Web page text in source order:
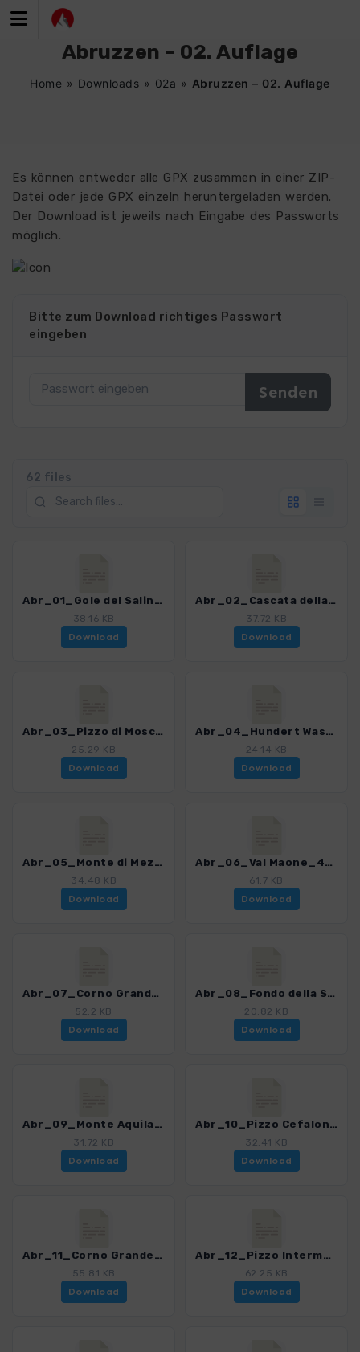
Inhalt
Abruzzen – 02. Auflage
Home » Downloads » 02a » Abruzzen – 02. Auflage
Es können entweder alle GPX zusammen in einer ZIP-
Datei oder jede GPX einzeln heruntergeladen werden.
Der Download ist jeweils nach Eingabe des Passworts
möglich.
Bitte zum Download richtiges Passwort
eingeben
62 files
Abr_01_Gole del Salinello_4013_2.gpx
38.16 KB
Download
Abr_02_Cascata della Morricana_4013_2.gpx
37.72 KB
Download
Abr_03_Pizzo di Moscio_4013_2.gpx
25.29 KB
Download
Abr_04_Hundert Wasserfaelle_4013_2.gpx
24.14 KB
Download
Abr_05_Monte di Mezzo_4013_2.gpx
34.48 KB
Download
Abr_06_Val Maone_4013_2.gpx
61.7 KB
Download
Abr_07_Corno Grande_4013_2.gpx
52.2 KB
Download
Abr_08_Fondo della Salsa_4013_2.gpx
20.82 KB
Download
Abr_09_Monte Aquila_4013_2.gpx
31.72 KB
Download
Abr_10_Pizzo Cefalone_4013_2.gpx
32.41 KB
Download
Abr_11_Corno Grande_4013_2.gpx
55.81 KB
Download
Abr_12_Pizzo Intermesoli_4013_2.gpx
62.25 KB
Download